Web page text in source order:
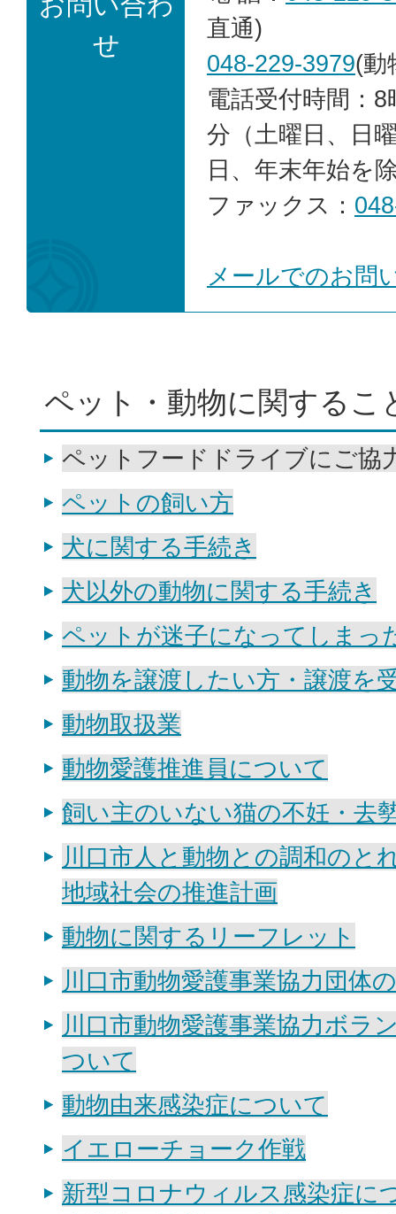
せ
直通)
048-229-3979(動
電話受付時間：
分（土曜日、日
日、年末年始を
ファックス：
メールでのお問
ペット・動物に関するこ
ペットフードドライブにご協
ペットの飼い方
犬に関する手続き
犬以外の動物に関する手続き
ペットが迷子になってしまっ
動物を譲渡したい方・譲渡を
動物取扱業
動物愛護推進員について
飼い主のいない猫の不妊・去
川口市人と動物との調和のと
地域社会の推進計画
動物に関するリーフレット
川口市動物愛護事業協力団体
川口市動物愛護事業協力ボラ
ついて
動物由来感染症について
イエローチョーク作戦
新型コロナウィルス感染症に